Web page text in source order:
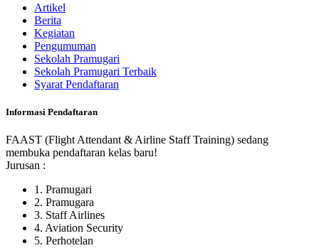
Artikel
Berita
Kegiatan
Pengumuman
Sekolah Pramugari
Sekolah Pramugari Terbaik
Syarat Pendaftaran
Informasi Pendaftaran
FAAST (Flight Attendant & Airline Staff Training) sedang
membuka pendaftaran kelas baru!
Jurusan :
1. Pramugari
2. Pramugara
3. Staff Airlines
4. Aviation Security
5. Perhotelan